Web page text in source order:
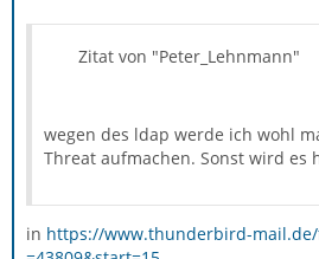
Zitat von "Peter_Lehnmann"
wegen des ldap werde ich wohl
Threat aufmachen. Sonst wird es
in https://www.thunderbird-